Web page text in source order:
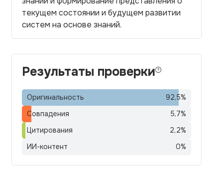
текущем состоянии и будущем развитии
систем на основе знаний.
Результаты проверки
Оригинальность 92,5%
Совпадения
5,7%
Цитирования
2,2%
ИИ-контент
0%